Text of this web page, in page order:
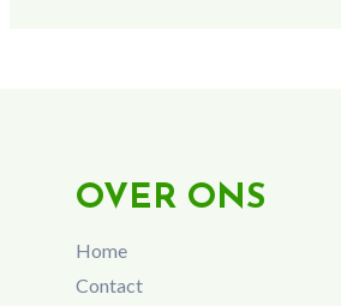
OVER ONS
Home
Contact